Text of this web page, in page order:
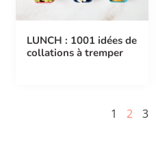
LUNCH : 1001 idées de
collations à tremper
1 2 3